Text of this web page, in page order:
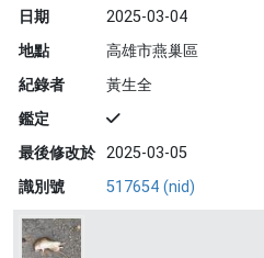
日期
2025-03-04
地點
高雄市燕巢區
紀錄者
黃生全
鑑定
最後修改於 2025-03-05
識別號
517654 (nid)